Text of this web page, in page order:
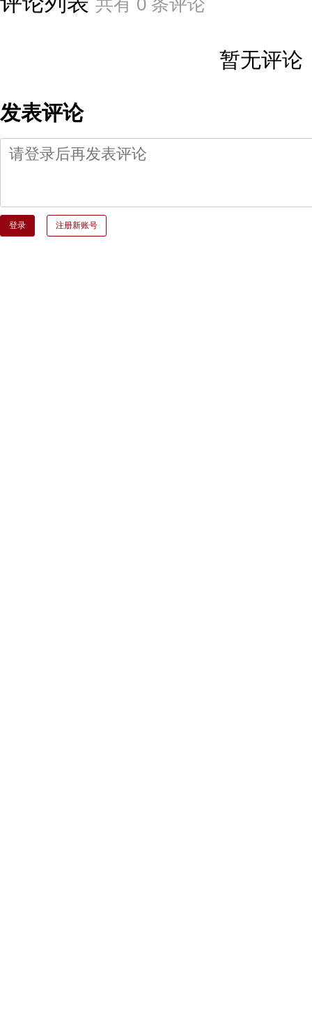
暂无评论
发表评论
登录 注册新账号